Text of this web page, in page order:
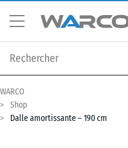
WARCO
Shop
Dalle amortissante – 190 cm